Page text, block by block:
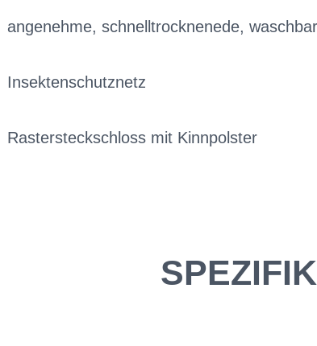
angenehme, schnelltrocknenede,
Insektenschutznetz
Rastersteckschloss mit Kinnpolster